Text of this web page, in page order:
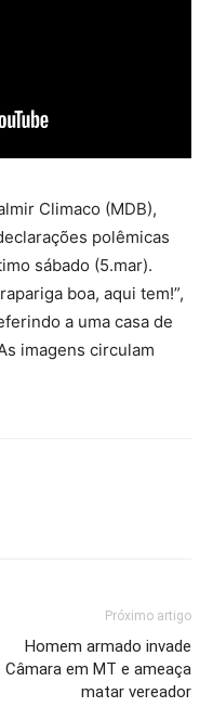
Climaco (MDB),
polêmicas
sábado (5.mar).
boa, aqui tem!”,
a uma casa de
imagens circulam
Próximo artigo
Homem armado invade
Câmara em MT e ameaça
matar vereador